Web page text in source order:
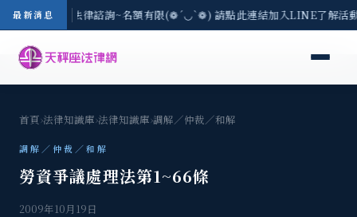
最新消息
現場免費法律諮詢~名額有限(❁´◡`❁) 請點此連結加入LINE了解活動
首頁›法律知識庫›法律知識庫›調解／仲裁／和解
調解／仲裁／和解
勞資爭議處理法第1~66條
2009年10月19日